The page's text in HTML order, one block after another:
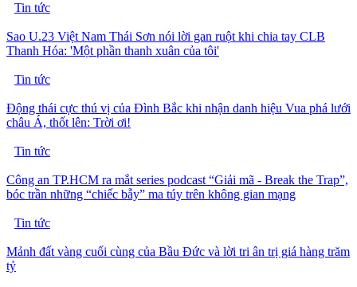
Tin tức
Sao U.23 Việt Nam Thái Sơn nói lời gan ruột khi chia tay CLB
Thanh Hóa: 'Một phần thanh xuân của tôi'
Tin tức
Động thái cực thú vị của Đình Bắc khi nhận danh hiệu Vua phá lưới
châu Á, thốt lên: Trời ơi!
Tin tức
Công an TP.HCM ra mắt series podcast “Giải mã - Break the Trap”,
bóc trần những “chiếc bẫy” ma túy trên không gian mạng
Tin tức
Mảnh đất vàng cuối cùng của Bầu Đức và lời tri ân trị giá hàng trăm
tỷ